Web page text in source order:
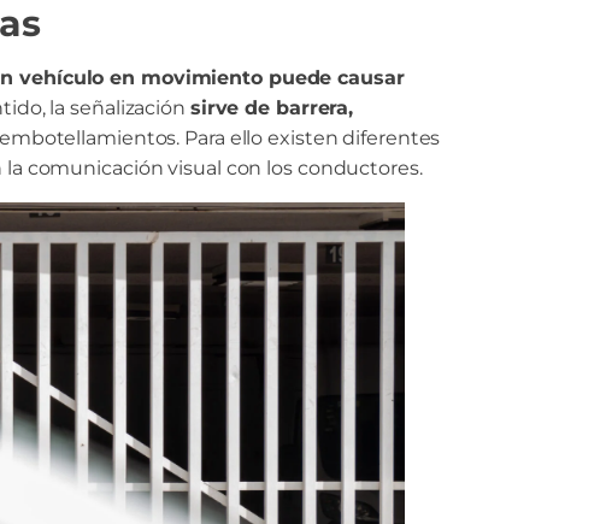
vehículo en movimiento puede causar
la señalización sirve de barrera,
Para ello existen diferentes
comunicación visual con los conductores.